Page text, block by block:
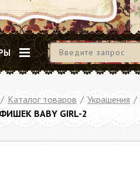
/ Каталог товаров / Украшения /
BABY GIRL-2